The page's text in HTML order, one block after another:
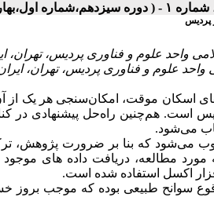
اسکان موقت، امکان‌سنجی هر یک از
است. هم‌چنین راه‌حل پیشنهادی در
می‌شود.
می‌شود که بنا بر ضرورت پژوهش،
مورد مطالعه، دریافت داده های
اکسل استفاده شده است.
سوانح طبیعی بوده که موجب بروز